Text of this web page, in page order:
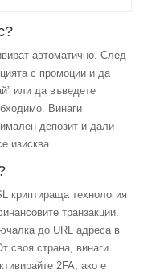
автоматично. След
с промоции и да
или да въведете
Винаги
депозит и дали
изисква.
криптираща технология
транзакции.
до URL адреса в
своя страна, винаги
2FA, ако е